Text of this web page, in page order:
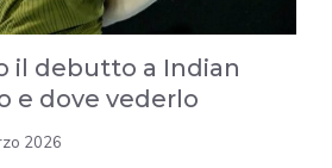
il debutto a Indian
e dove vederlo
2026